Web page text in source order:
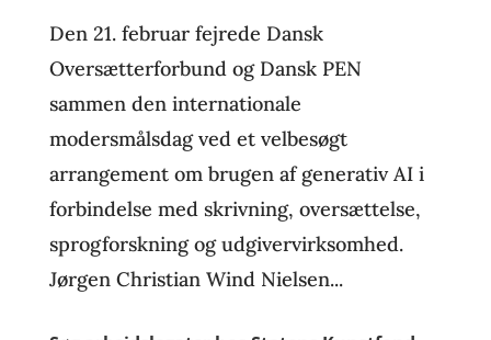
Den 21. februar fejrede Dansk
Oversætterforbund og Dansk PEN
sammen den internationale
modersmålsdag ved et velbesøgt
arrangement om brugen af generativ AI i
forbindelse med skrivning, oversættelse,
sprogforskning og udgivervirksomhed.
Jørgen Christian Wind Nielsen...